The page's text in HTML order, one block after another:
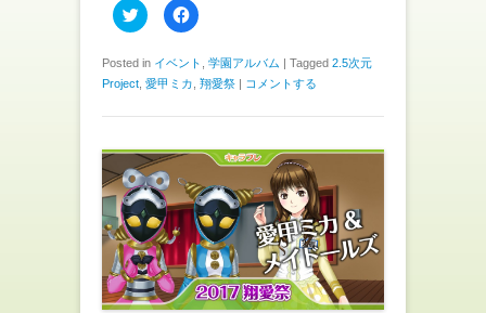
ク
リ
し
て
T
i
e
r
で
共
有
(
新
し
い
ウ
ィ
ン
F
a
b
o
で
す
に
は
ク
リ
ッ
ク
し
て
く
だ
Posted in イベント 学園アルバム Tagged 2.5次元
Project 愛甲ミカ 翔愛祭 コメントする